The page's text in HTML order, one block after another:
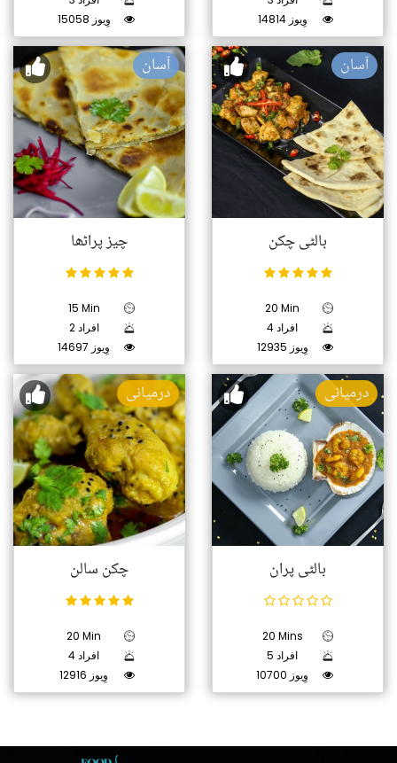
15058 وِیوز
14814 وِیوز
آسان
چیز پراٹھا
15 Min
2 افراد
14697 وِیوز
آسان
بالٹی چکن
20 Min
4 افراد
12935 وِیوز
درمیانی
چکن سالن
20 Min
4 افراد
12916 وِیوز
درمیانی
بالٹی پران
20 Mins
5 افراد
10700 وِیوز